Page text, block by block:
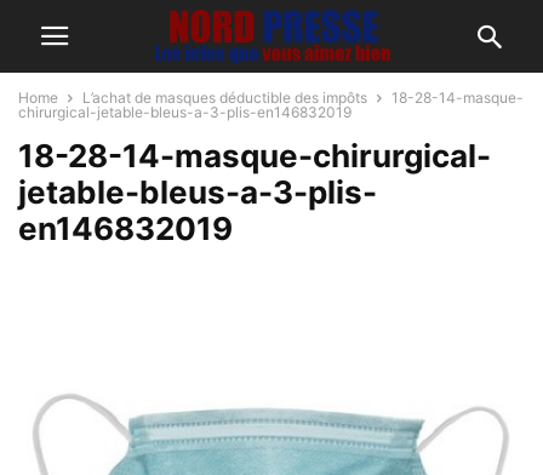
Home L’achat de masques déductible des impôts
18-28-14-masque-
chirurgical-jetable-bleus-a-3-plis-en146832019
18-28-14-masque-chirurgical-
jetable-bleus-a-3-plis-
en146832019